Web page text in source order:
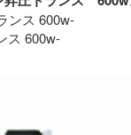
ス 600w-